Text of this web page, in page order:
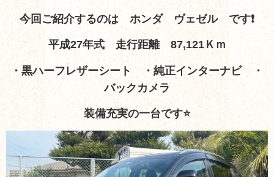
今回ご紹介するのは ホンダヴェゼル です❗
平成27年式 走行距離 87,121Ｋｍ
・黒ハーフレザーシート ・純正インターナビ ・
バックカメラ
装備充実の一台です⭐